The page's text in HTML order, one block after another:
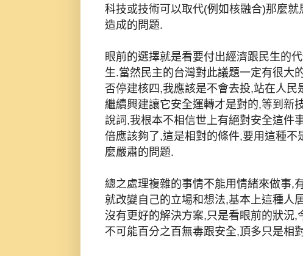
科技或技術可以取代(例如核融合)那麼
造成的問題.
眼前的選擇就是看要付出經濟跟民生的
生.當然民主的台灣對此議題一定有很大
否停建核四,我應該是不會去投,站在人
繼續興建讓它安全運轉才是對的,等到新
說詞,我根本不相信世上有絕對安全這件
倍應該夠了,這是相對的條件,要用這種
麼嚴肅的問題.
總之處理複雜的事情不能用情緒來做事,
就改變自己的立場和想法,基本上這種人
沒有更好的解決方案,只是看眼前的狀況
不可能百分之百無毒跟安全,頂多只是相